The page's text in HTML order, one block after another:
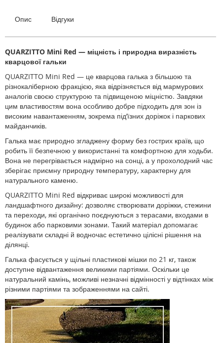
Опис Відгуки
QUARZITTO Mini Red — міцність і природна виразність
кварцової гальки
QUARZITTO Mini Red — це кварцова галька з більшою та
різнокаліберною фракцією, яка відрізняється від мармурових
аналогів своєю структурою та підвищеною міцністю. Завдяки
цим властивостям вона особливо добре підходить для зон із
високим навантаженням, зокрема під’їзних доріжок і паркових
майданчиків.
Галька має природно згладжену форму без гострих країв, що
робить її безпечною у використанні та комфортною для ходьби.
Вона не перегрівається надмірно на сонці, а у прохолодний час
зберігає приємну природну температуру, характерну для
натурального каменю.
QUARZITTO Mini Red відкриває широкі можливості для
ландшафтного дизайну: дозволяє створювати доріжки, стежини
та переходи, які органічно поєднуються з терасами, входами в
будинок або парковими зонами. Такий матеріал допомагає
реалізувати складні й водночас естетично цілісні рішення на
ділянці.
Галька фасується у щільні пластикові мішки по 21 кг, також
доступне відвантаження великими партіями. Оскільки це
натуральний камінь, можливі незначні відмінності у відтінках між
різними партіями та зображеннями на сайті.